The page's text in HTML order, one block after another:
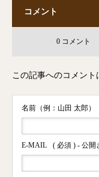
コメント
0 コメント
この記事へのコメント
名前（例：山田 太郎）
E-MAIL ( 必須 ) - 公開